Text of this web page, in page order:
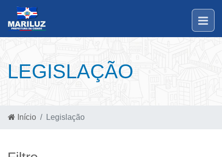
LEGISLAÇÃO
Início Legislação